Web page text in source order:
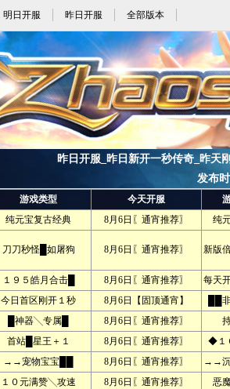
明日开服 昨日开服 全部版本
昨日开服_昨日新开一秒传奇_昨天
发布
游戏类型 今天开服
纯元宝复古经典 8月6日〖通宵推荐〗 纯
刀刀秒怪█如屠狗 8月6日〖通宵推荐〗 新版
１９５皓月合击█ 8月6日〖通宵推荐〗
每天
今日首区刚开１秒 8月6日【固顶通宵】
██
█神器╲专属█ 8月6日〖通宵推荐〗
首站█星王＋１ 8月6日〖通宵推荐〗
◆１
→→宠物宝宝██ 8月6日〖通宵推荐〗
→→
１０元满赞╲攻速 8月6日〖通宵推荐〗
恶